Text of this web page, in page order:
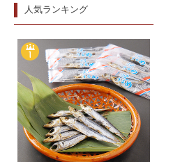
人気ランキング